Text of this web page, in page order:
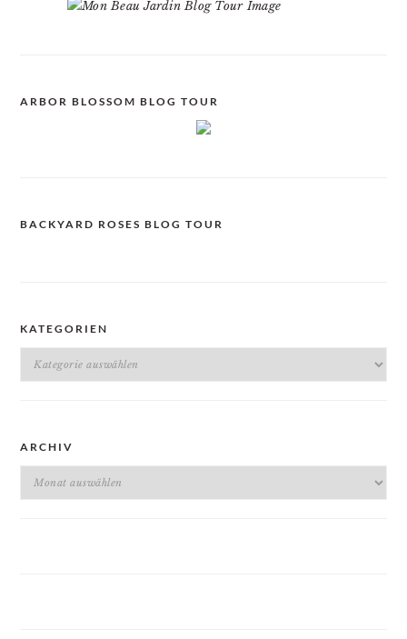
ARBOR BLOSSOM BLOG TOUR
BACKYARD ROSES BLOG TOUR
KATEGORIEN
Kategorien
ARCHIV
Archiv